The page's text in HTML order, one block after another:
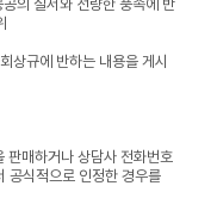
의 질서와 선량한 풍속에 반
상규에 반하는 내용을 게시
매하거나 상담사 전화번호
공식적으로 인정한 경우를